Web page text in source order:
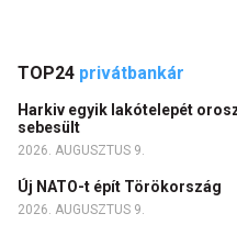
TOP24 privátbankár
Harkiv egyik lakótelepét
sebesült
2026. AUGUSZTUS 9.
Új NATO-t épít Törökország
2026. AUGUSZTUS 9.